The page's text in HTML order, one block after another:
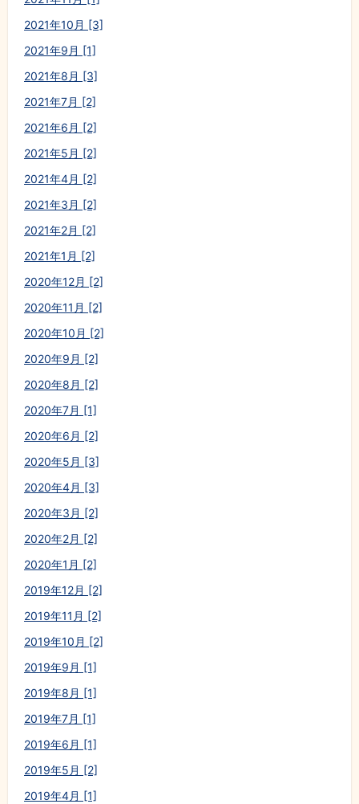
2021年10月 [3]
2021年9月 [1]
2021年8月 [3]
2021年7月 [2]
2021年6月 [2]
2021年5月 [2]
2021年4月 [2]
2021年3月 [2]
2021年2月 [2]
2021年1月 [2]
2020年12月 [2]
2020年11月 [2]
2020年10月 [2]
2020年9月 [2]
2020年8月 [2]
2020年7月 [1]
2020年6月 [2]
2020年5月 [3]
2020年4月 [3]
2020年3月 [2]
2020年2月 [2]
2020年1月 [2]
2019年12月 [2]
2019年11月 [2]
2019年10月 [2]
2019年9月 [1]
2019年8月 [1]
2019年7月 [1]
2019年6月 [1]
2019年5月 [2]
2019年4月 [1]